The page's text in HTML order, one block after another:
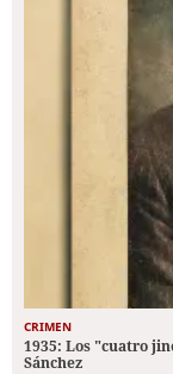
CRIMEN
1935: Los "cuatro
Sánchez